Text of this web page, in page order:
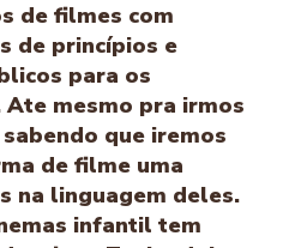
de filmes com
de princípios e
para os
Ate mesmo pra irmos
que iremos
de filme uma
na linguagem deles.
infantil tem